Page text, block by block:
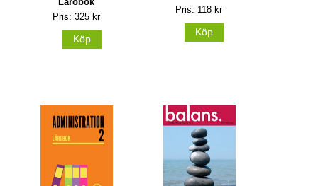
Pris: 325 kr
Köp
Pris: 118 kr
Köp